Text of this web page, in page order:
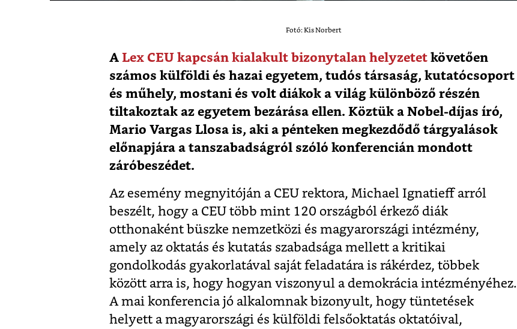
Fotó: Kis Norbert
A Lex CEU kapcsán kialakult bizonytalan helyzetet követően
számos külföldi és hazai egyetem, tudós társaság, kutatócsoport
és műhely, mostani és volt diákok a világ különböző részén
tiltakoztak az egyetem bezárása ellen. Köztük a Nobel-díjas író,
Mario Vargas Llosa is, aki a pénteken megkezdődő tárgyalások
előnapjára a tanszabadságról szóló konferencián mondott
záróbeszédet.
Az esemény megnyitóján a CEU rektora, Michael Ignatieff arról
beszélt, hogy a CEU több mint 120 országból érkező diák
otthonaként büszke nemzetközi és magyarországi intézmény,
amely az oktatás és kutatás szabadsága mellett a kritikai
gondolkodás gyakorlatával saját feladatára is rákérdez, többek
között arra is, hogy hogyan viszonyul a demokrácia intézményéhez.
A mai konferencia jó alkalomnak bizonyult, hogy tüntetések
helyett a magyarországi és külföldi felsőoktatás oktatóival,